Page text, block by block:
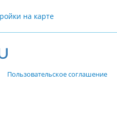
на карте
Пользовательское соглашение